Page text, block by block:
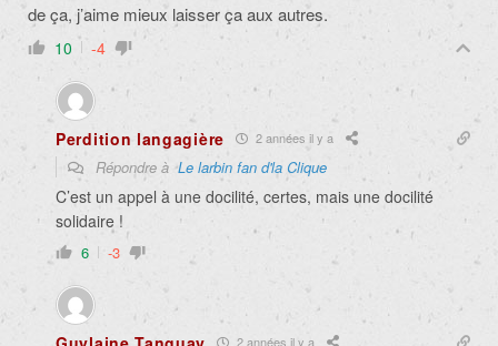
de ça, j’aime mieux laisser ça aux autres.
10 -4
Perdition langagière 2 années il y a
Répondre àLe larbin fan d'la Clique
C’est un appel à une docilité, certes, mais une docilité
solidaire !
6 -3
2 années il y a